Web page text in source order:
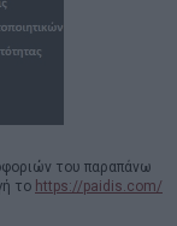
του παραπάνω
το https://paidis.com/